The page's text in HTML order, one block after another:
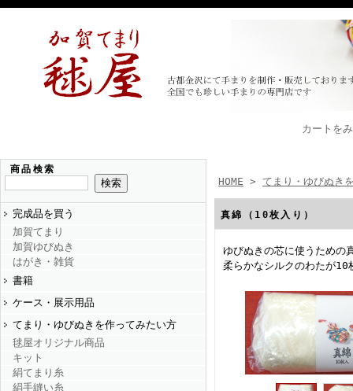
カートを
商品検索
完成品を買う
加賀てまり
加賀ゆびぬき
はがき・雑貨
書籍
ケース・展示用品
てまり・ゆびぬきを作ってみたい方
毬屋オリジナル商品
キット
絹てまり糸
絹手縫い糸
HOME > てまり・ゆびぬき
真綿（10枚入り）
ゆびぬきの芯に使うための
柔らかなシルクのわたが10